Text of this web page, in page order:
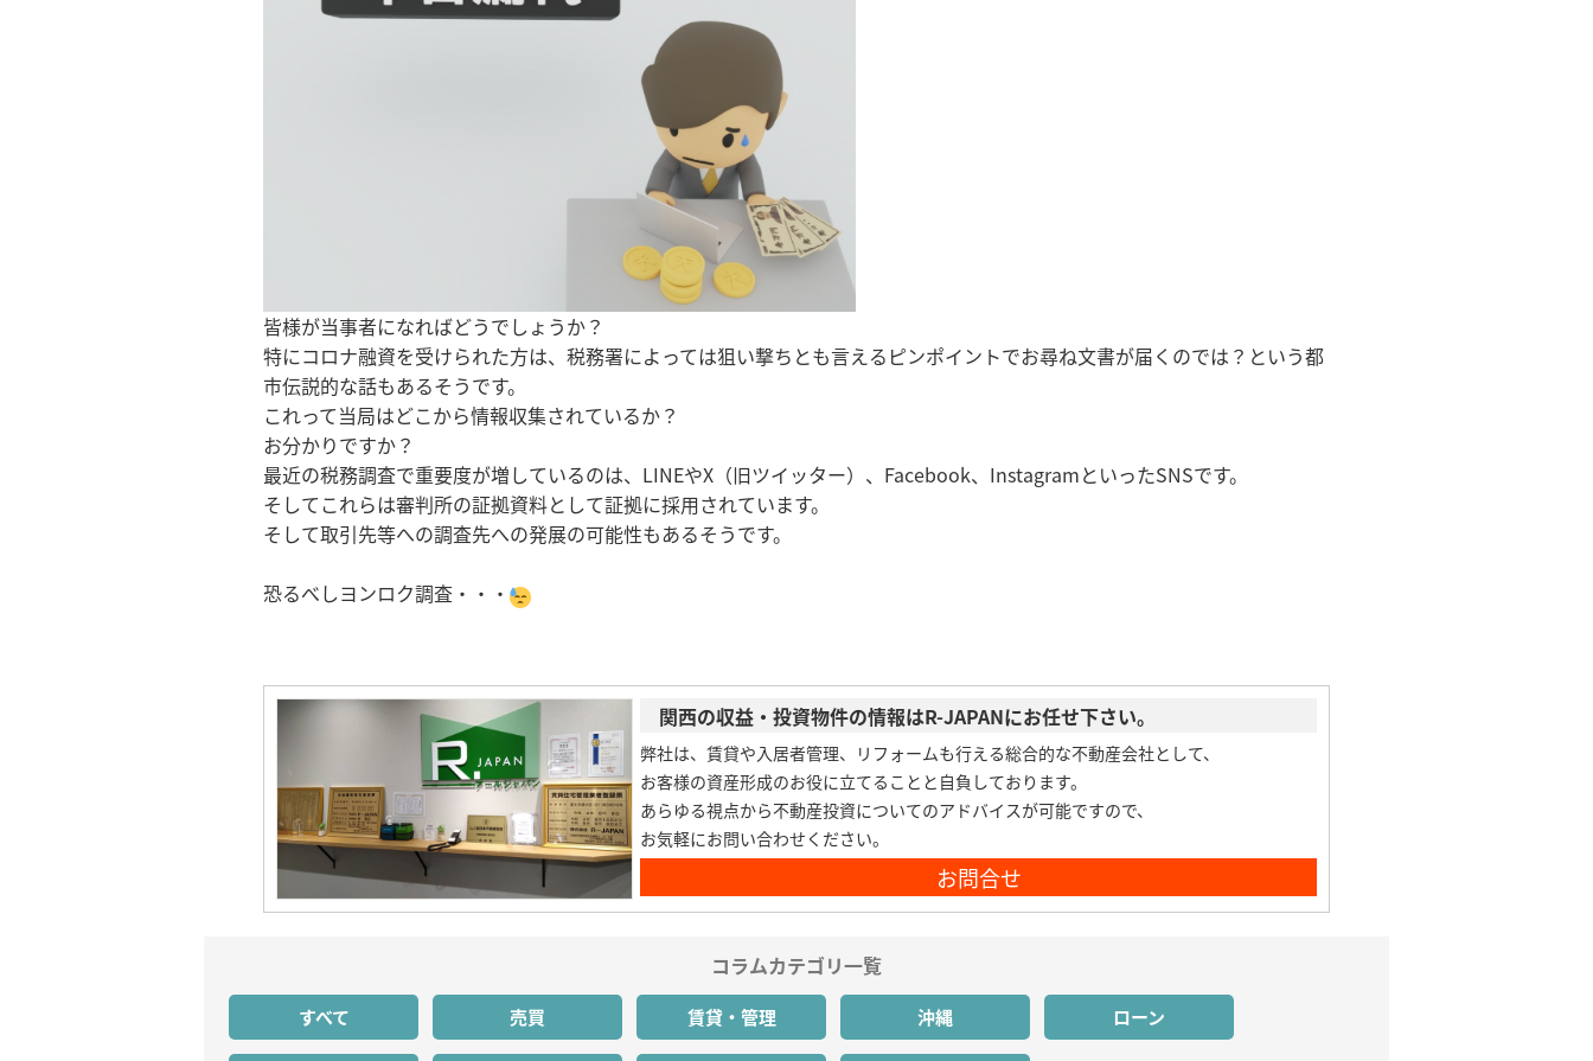
皆様が当事者になればどうでしょうか？
特にコロナ融資を受けられた方は、税務署によっては狙い撃ちとも言えるピンポイントでお尋ね文書が届くのでは？という都
市伝説的な話もあるそうです。
これって当局はどこから情報収集されているか？
お分かりですか？
最近の税務調査で重要度が増しているのは、LINEやX（旧ツイッター）、Facebook、InstagramといったSNSです。
そしてこれらは審判所の証拠資料として証拠に採用されています。
そして取引先等への調査先への発展の可能性もあるそうです。
恐るべしヨンロク調査・・・
関西の収益・投資物件の情報はR-JAPANにお任せ下さい。
弊社は、賃貸や入居者管理、リフォームも行える総合的な不動産会社として、
お客様の資産形成のお役に立てることと自負しております。
あらゆる視点から不動産投資についてのアドバイスが可能ですので、
お気軽にお問い合わせください。
お問合せ
コラムカテゴリ一覧
すべて 売買 賃貸・管理 沖縄 ローン